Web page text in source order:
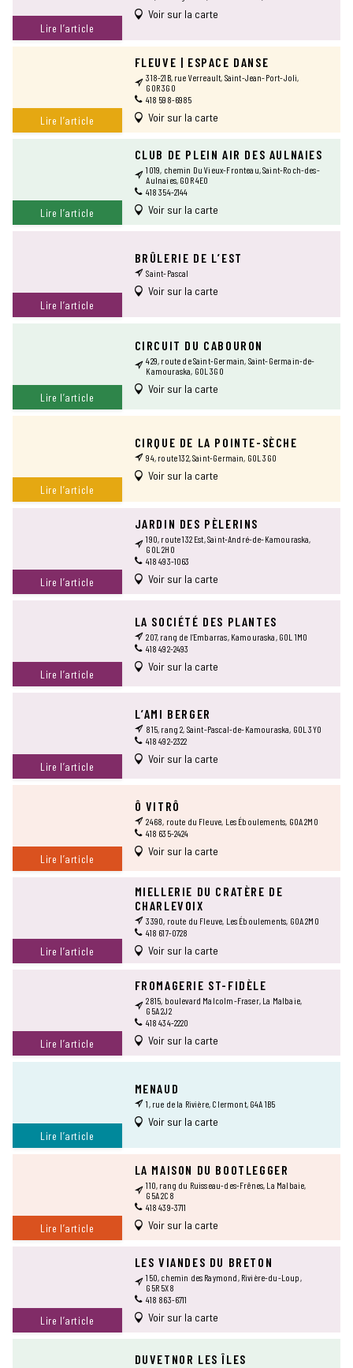
Lire l’article
Voir sur la carte
Lire l’article
FLEUVE | ESPACE DANSE
318-21B, rue Verreault, Saint-Jean-Port-Joli,
G0R 3G0
418 598-6985
Voir sur la carte
Lire l’article
CLUB DE PLEIN AIR DES AULNAIES
1019, chemin Du Vieux-Fronteau, Saint-Roch-des-
Aulnaies, G0R 4E0
418 354-2144
Voir sur la carte
Lire l’article
BRÛLERIE DE L’EST
Saint-Pascal
Voir sur la carte
Lire l’article
CIRCUIT DU CABOURON
429, route de Saint-Germain, Saint-Germain-de-
Kamouraska, G0L 3G0
Voir sur la carte
Lire l’article
CIRQUE DE LA POINTE-SÈCHE
94, route 132, Saint-Germain, G0L 3G0
Voir sur la carte
Lire l’article
JARDIN DES PÈLERINS
190, route 132 Est, Saint-André-de-Kamouraska,
G0L 2H0
418 493-1063
Voir sur la carte
Lire l’article
LA SOCIÉTÉ DES PLANTES
207, rang de l’Embarras, Kamouraska, G0L 1M0
418 492-2493
Voir sur la carte
Lire l’article
L’AMI BERGER
815, rang 2, Saint-Pascal-de-Kamouraska, G0L 3Y0
418 492-2322
Voir sur la carte
Lire l’article
Ô VITRÔ
2468, route du Fleuve, Les Éboulements, G0A 2M0
418 635-2424
Voir sur la carte
Lire l’article
MIELLERIE DU CRATÈRE DE
CHARLEVOIX
3390, route du Fleuve, Les Éboulements, G0A 2M0
418 617-0728
Voir sur la carte
Lire l’article
FROMAGERIE ST-FIDÈLE
2815, boulevard Malcolm-Fraser, La Malbaie,
G5A 2J2
418 434-2220
Voir sur la carte
Lire l’article
MENAUD
1, rue de la Rivière, Clermont, G4A 1B5
Voir sur la carte
Lire l’article
LA MAISON DU BOOTLEGGER
110, rang du Ruisseau-des-Frênes, La Malbaie,
G5A 2C8
418 439-3711
Voir sur la carte
Lire l’article
LES VIANDES DU BRETON
150, chemin des Raymond, Rivière-du-Loup,
G5R 5X8
418 863-6711
Voir sur la carte
DUVETNOR LES ÎLES